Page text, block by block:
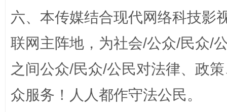
招工难、用工荒背后
六、本传媒结合现代网络科技影
联网主阵地，为社会/公众/民众/
之间公众/民众/公民对法律、政
众服务！人人都作守法公民。